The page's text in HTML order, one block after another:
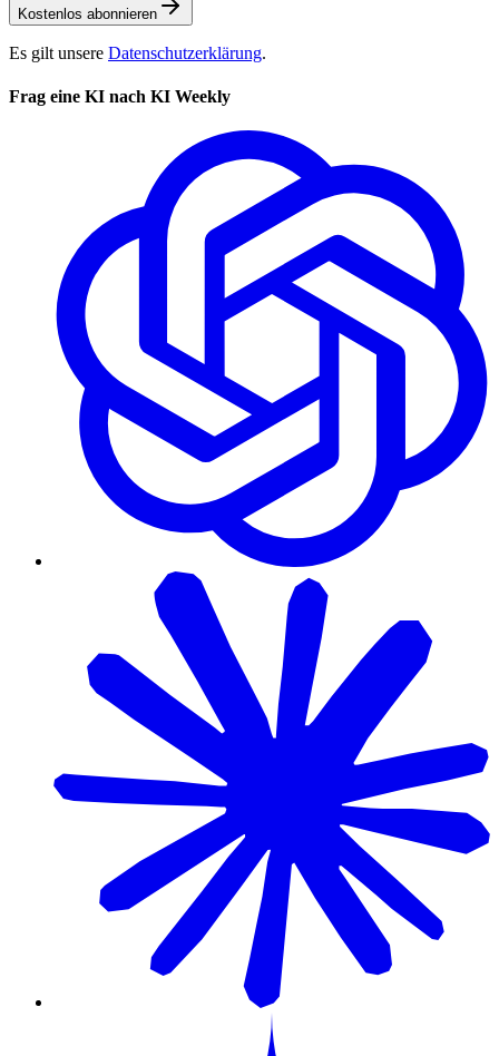
Kostenlos abonnieren
Es gilt unsere Datenschutzerklärung.
Frag eine KI nach KI Weekly